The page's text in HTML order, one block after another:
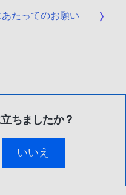
たってのお願い
ちましたか？
いいえ